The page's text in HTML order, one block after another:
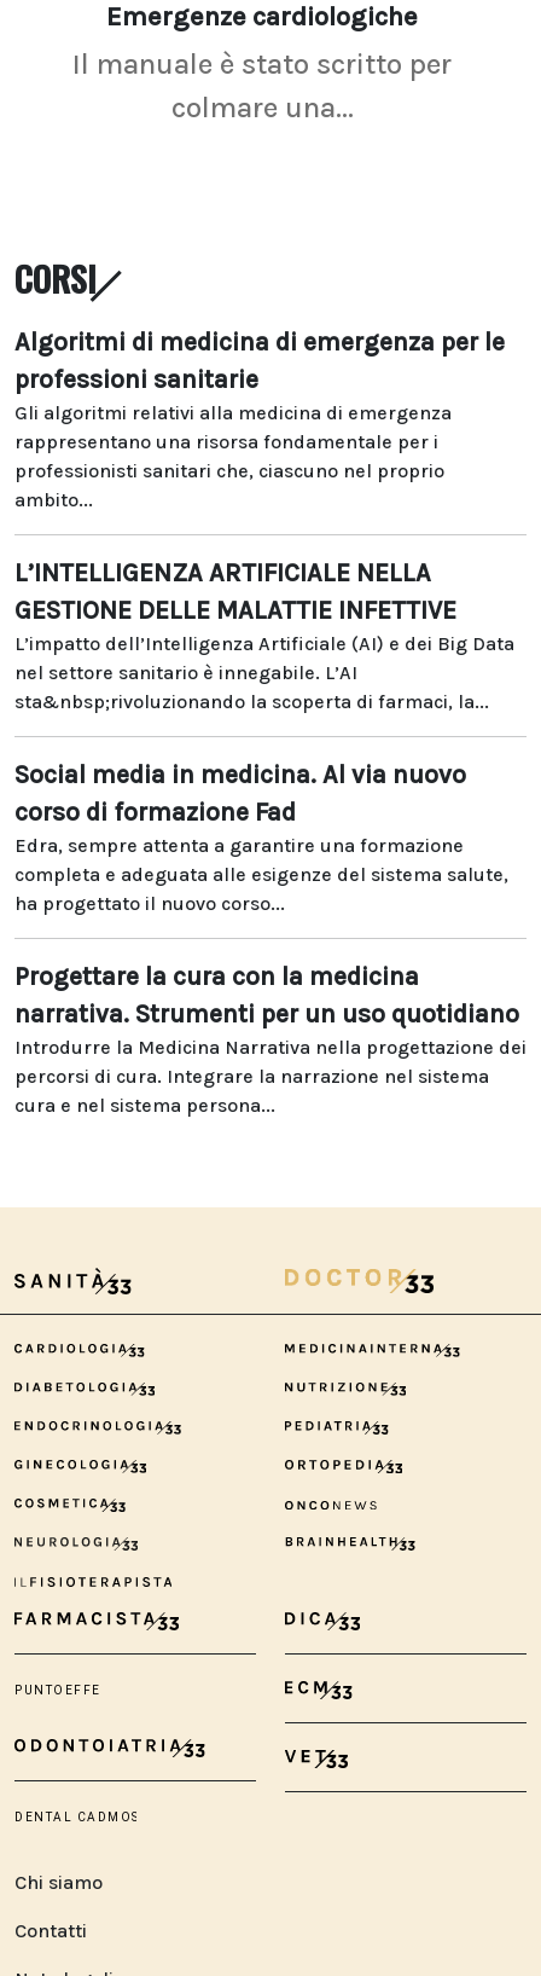
Emergenze cardiologiche
Il manuale è stato scritto per
colmare una...
CORSI
Algoritmi di medicina di emergenza per le
professioni sanitarie
Gli algoritmi relativi alla medicina di emergenza
rappresentano una risorsa fondamentale per i
professionisti sanitari che, ciascuno nel proprio
ambito...
L’INTELLIGENZA ARTIFICIALE NELLA
GESTIONE DELLE MALATTIE INFETTIVE
L’impatto dell’Intelligenza Artificiale (AI) e dei Big Data
nel settore sanitario è innegabile. L’AI
sta&nbsp;rivoluzionando la scoperta di farmaci, la...
Social media in medicina. Al via nuovo
corso di formazione Fad
Edra, sempre attenta a garantire una formazione
completa e adeguata alle esigenze del sistema salute,
ha progettato il nuovo corso...
Progettare la cura con la medicina
narrativa. Strumenti per un uso quotidiano
Introdurre la Medicina Narrativa nella progettazione dei
percorsi di cura. Integrare la narrazione nel sistema
cura e nel sistema persona...
Chi siamo
Contatti